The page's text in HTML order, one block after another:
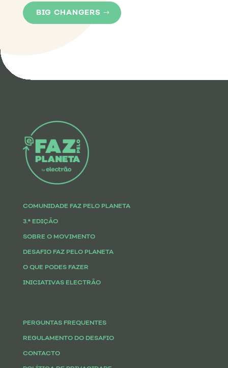
BIG CHANGERS
COMUNIDADE FAZ PELO PLANETA
3.ª EDIÇÃO
SOBRE O MOVIMENTO
DESAFIO FAZ PELO PLANETA
O QUE PODES FAZER
INICIATIVAS ELECTRÃO
PERGUNTAS FREQUENTES
REGULAMENTO DO DESAFIO
CONTACTO